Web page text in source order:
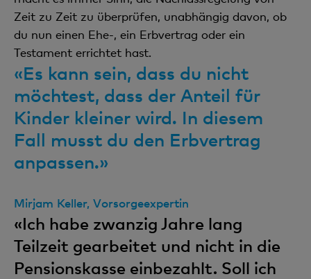
Zeit zu Zeit zu überprüfen, unabhängig davon, ob
du nun einen Ehe-, ein Erbvertrag oder ein
Testament errichtet hast.
«Es kann sein, dass du nicht
möchtest, dass der Anteil für
Kinder kleiner wird. In diesem
Fall musst du den Erbvertrag
anpassen.»
Mirjam Keller, Vorsorgeexpertin
«Ich habe zwanzig Jahre lang
Teilzeit gearbeitet und nicht in die
Pensionskasse einbezahlt. Soll ich